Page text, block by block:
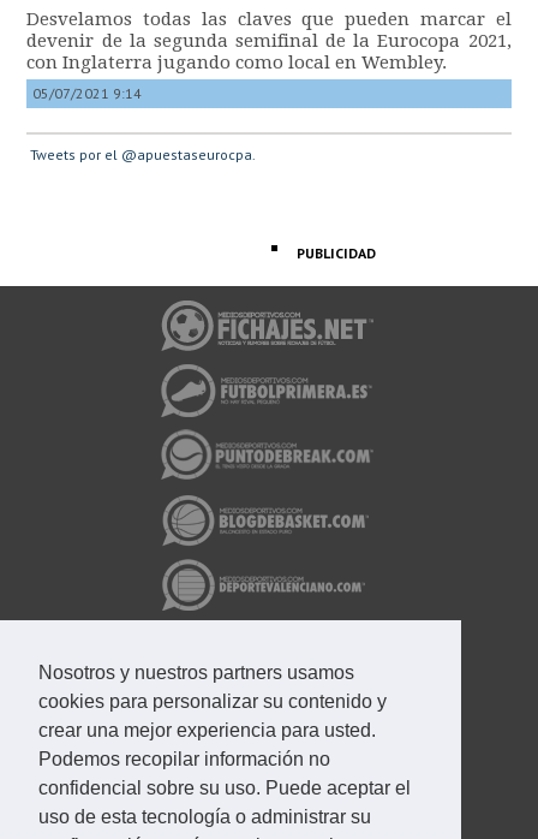
Nosotros y nuestros partners usamos
cookies para personalizar su contenido y
crear una mejor experiencia para usted.
Podemos recopilar información no
confidencial sobre su uso. Puede aceptar el
uso de esta tecnología o administrar su
Desvelamos todas las claves que pueden marcar el
devenir de la segunda semifinal de la Eurocopa 2021,
con Inglaterra jugando como local en Wembley.
05/07/2021 9:14
Tweets por el @apuestaseurocpa.
PUBLICIDAD